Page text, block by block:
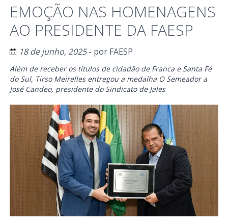
EMOÇÃO NAS HOMENAGENS
AO PRESIDENTE DA FAESP
18 de junho, 2025- por FAESP
Além de receber os títulos de cidadão de Franca e Santa Fé
do Sul, Tirso Meirelles entregou a medalha O Semeador a
José Candeo, presidente do Sindicato de Jales